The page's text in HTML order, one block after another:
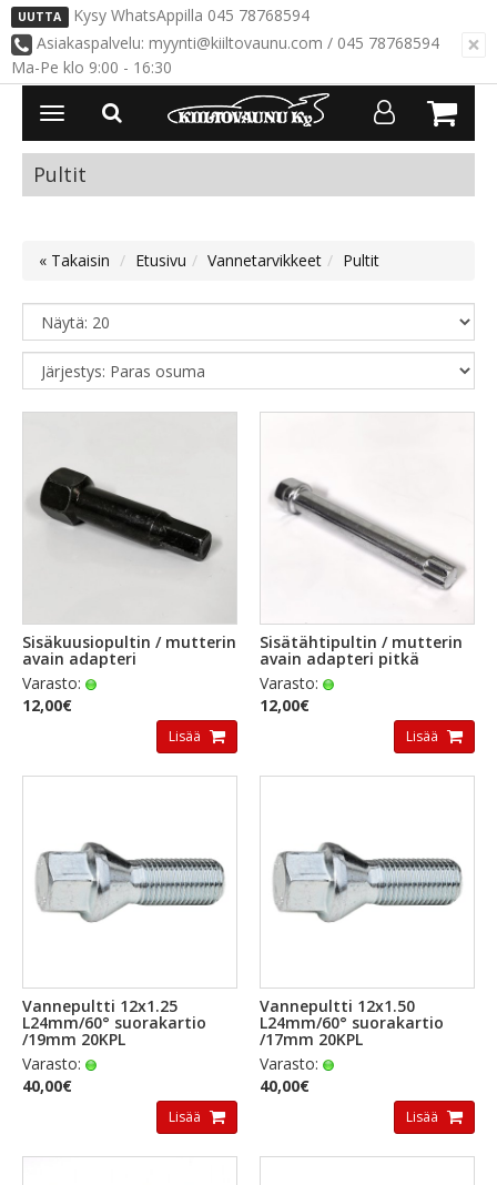
UUTTA Kysy WhatsAppilla 045 78768594
×
Asiakaspalvelu: myynti@kiiltovaunu.com / 045 78768594
Ma-Pe klo 9:00 - 16:30
Avaa/Sulje
valikko
Pultit
« Takaisin Etusivu Vannetarvikkeet Pultit
Sisäkuusiopultin / mutterin
avain adapteri
Varasto:
12,00€
Lisää
Sisätähtipultin / mutterin
avain adapteri pitkä
Varasto:
12,00€
Lisää
Vannepultti 12x1.25
L24mm/60° suorakartio
/19mm 20KPL
Varasto:
40,00€
Lisää
Vannepultti 12x1.50
L24mm/60° suorakartio
/17mm 20KPL
Varasto:
40,00€
Lisää